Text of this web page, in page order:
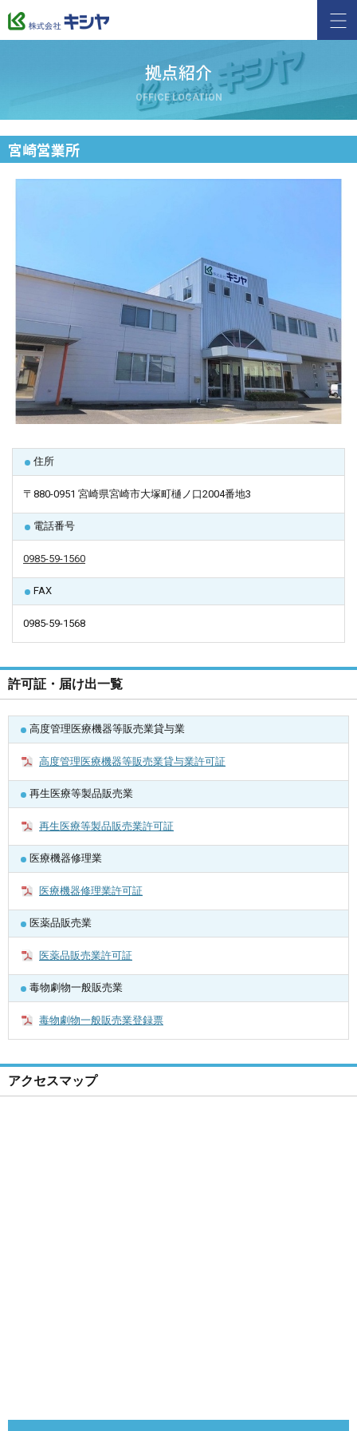
拠点紹介
OFFICE LOCATION
宮崎営業所
住所
〒880-0951 宮崎県宮崎市大塚町樋ノ口2004番地3
電話番号
0985-59-1560
FAX
0985-59-1568
許可証・届け出一覧
高度管理医療機器等販売業貸与業
高度管理医療機器等販売業貸与業許可証
再生医療等製品販売業
再生医療等製品販売業許可証
医療機器修理業
医療機器修理業許可証
医薬品販売業
医薬品販売業許可証
毒物劇物一般販売業
毒物劇物一般販売業登録票
アクセスマップ